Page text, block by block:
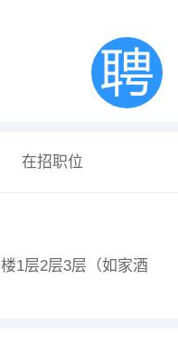
在招职位
1层2层3层（如家酒